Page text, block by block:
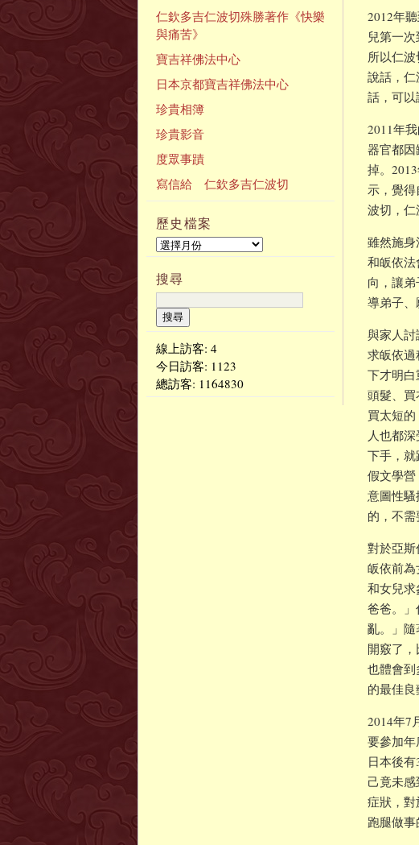
2012年
兒第一
所以仁
說話，
話，可
2011年
器官都
掉。
示，覺
波切，仁
雖然施
和皈依
向，讓
導弟子、
與家人
求皈依
下才明
頭髮、
買太短
人也都
下手，
假文學
意圖性
的，不需
對於亞斯
皈依前
和女兒
爸爸。
亂。」
開竅了
也體會
的最佳良
2014年7
要參加
日本後
己竟未
症狀，
跑腿做事
仁欽多吉仁波切殊勝著作《快樂
與痛苦》
寶吉祥佛法中心
日本京都寶吉祥佛法中心
珍貴相簿
珍貴影音
度眾事蹟
寫信給 仁欽多吉仁波切
歷史檔案
搜尋
線上訪客: 4
今日訪客: 1123
總訪客: 1164830